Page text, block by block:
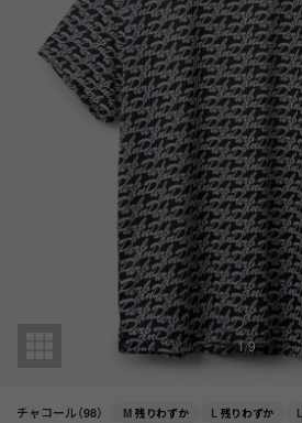
1/9
チャコール（98） M 残りわずか L 残りわずか